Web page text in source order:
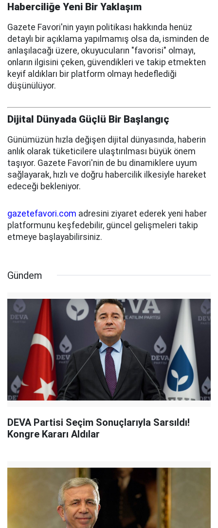
Haberciliğe Yeni Bir Yaklaşım
Gazete Favori'nin yayın politikası hakkında henüz
detaylı bir açıklama yapılmamış olsa da, isminden de
anlaşılacağı üzere, okuyucuların "favorisi" olmayı,
onların ilgisini çeken, güvendikleri ve takip etmekten
keyif aldıkları bir platform olmayı hedeflediği
düşünülüyor.
Dijital Dünyada Güçlü Bir Başlangıç
Günümüzün hızla değişen dijital dünyasında, haberin
anlık olarak tüketicilere ulaştırılması büyük önem
taşıyor. Gazete Favori'nin de bu dinamiklere uyum
sağlayarak, hızlı ve doğru habercilik ilkesiyle hareket
edeceği bekleniyor.
gazetefavori.com adresini ziyaret ederek yeni haber
platformunu keşfedebilir, güncel gelişmeleri takip
etmeye başlayabilirsiniz.
Gündem
DEVA Partisi Seçim Sonuçlarıyla Sarsıldı!
Kongre Kararı Aldılar